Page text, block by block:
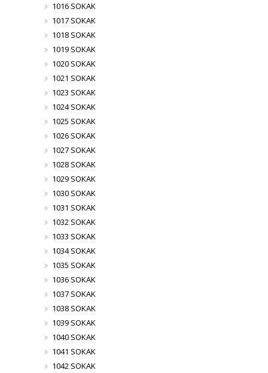
1016 SOKAK
1017 SOKAK
1018 SOKAK
1019 SOKAK
1020 SOKAK
1021 SOKAK
1023 SOKAK
1024 SOKAK
1025 SOKAK
1026 SOKAK
1027 SOKAK
1028 SOKAK
1029 SOKAK
1030 SOKAK
1031 SOKAK
1032 SOKAK
1033 SOKAK
1034 SOKAK
1035 SOKAK
1036 SOKAK
1037 SOKAK
1038 SOKAK
1039 SOKAK
1040 SOKAK
1041 SOKAK
1042 SOKAK